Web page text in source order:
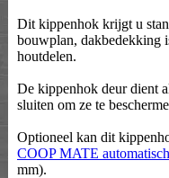
Dit kippenhok krijgt u
bouwplan, dakbedekking
houtdelen.
De kippenhok deur dient
sluiten om ze te
Optioneel kan dit
COOP MATE
mm).